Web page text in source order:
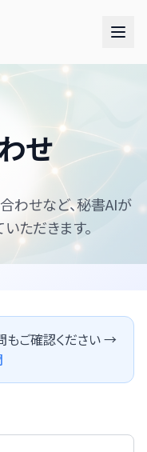
せ
わせなど、秘書AIが
ただきます。
もご確認ください →